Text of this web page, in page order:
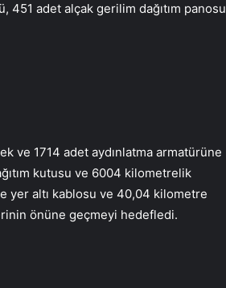
451 adet alçak gerilim dağıtım panosu
ve 1714 adet aydınlatma armatürüne
kutusu ve 6004 kilometrelik
yer altı kablosu ve 40,04 kilometre
önüne geçmeyi hedefledi.